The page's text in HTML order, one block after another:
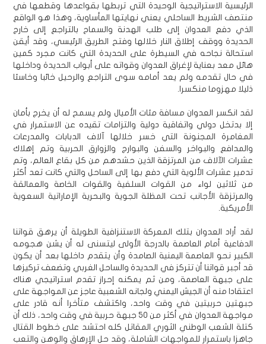
الرئيسية الاستراتيجية الوحيدة التي تربطها بقواعدها وقطعها في
منتصف الشريط الساحلي يعني نهايتها المأساوية، وهذا هو الواقع
الذي دفع العدوان إلى طلب الهدنة والسماح بالتراجع إلى خارج
الحديدة ووقف إطلاق النار خلالها وفتح الطريق الرئيسي، وقد أيقن
استحالة نجاحه في السيطرة على الحديدة التي كانت مجرد كمين
هائل معد بعناية لإغراق العدوان وقواته على أبواب الحديدة وداخلها
في حال تقدمه ولم يعد أمامه سوى التراجع والرحيل خائبا وخاسئا
ذليلا مهزوما منكسرا.
لقد انكسر العدوان مسافة مئات الأميال ولم يسمح له أن يخرج بأمان
إلا بدتخل دولي واتفاقية دولية والتزامات تقيده عن الاستمرار في
المغامرة المجنونة التي خسر خلالها آلاف الدبابات والمدرعات
والمدافع والبواخر والسفن والبوارج والزوارق الحربية وتم إهلاك
عشرات الآلاف من المرتزقة الذين حشدهم من كل بقاع العالم، وتم
تدمير عشرات الألوية التي دفع بها إلى الساحل والتي كانت تعد أكثر
من ثلاثين لواء من القوات السلفية والقوات الخاصة والعمالقة
والمرتزقة الأجانب تحت المظلة الجوية والبحرية الإماراتية السعوية
الأمريكية.
لقد أراد العدوان بتلك المعركة الاستنزافية الطويلة أن يرهق قواتنا
الدفاعية أمام العاصمة بالدرجة الأولى ليتسنى له أن يشن هجومه
الكبير نحو العاصمة اليمنية الصامدة وأن يتقدم داخلها بعد أن يكون
قد أجبر قواتنا أن تتركز في الحديدة والساحل الغربي وتضعف تركيزها
على جبهة العاصمة، ومن ثم يمكنه إحراز تقدم استراتيجي هناك
اعتقادا منه أن الجيش اليمني ولجانه الشعبية عاجز عن المواجهة على
جبهتين حربيتين في وقت واحد، واكتشف متأخرا أنه قادر على
مواجهة العدوان في أكثر من 50 جبهة حربية في وقت واحد، ذلك أن
كتلة الشعب الوطني الثوري المقاتل كله احتشد على خطوط القتال
جاهزا باستمرار للمواجهات الشاملة، وقد حل الإرهاق والوهن والتعب